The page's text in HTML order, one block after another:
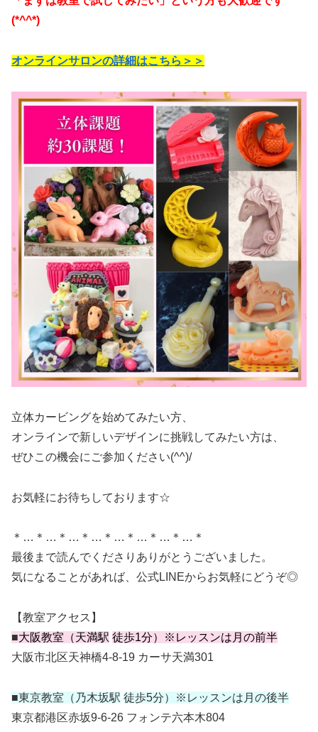
(*^^*)
オンラインサロンの詳細はこちら＞＞
立体カービングを始めてみたい方、
オンラインで新しいデザインに挑戦してみたい方は、
ぜひこの機会にご参加ください(^^)/
お気軽にお待ちしております☆
＊…＊…＊…＊…＊…＊…＊…＊…＊
最後まで読んでくださりありがとうございました。
気になることがあれば、公式LINEからお気軽にどうぞ◎
【教室アクセス】
■大阪教室（天満駅 徒歩1分）※レッスンは月の前半
大阪市北区天神橋4-8-19 カーサ天満301
■東京教室（乃木坂駅 徒歩5分）※レッスンは月の後半
東京都港区赤坂9-6-26 フォンテ六本木804